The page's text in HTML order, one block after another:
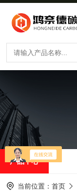
产品中心
当前位置： 首页